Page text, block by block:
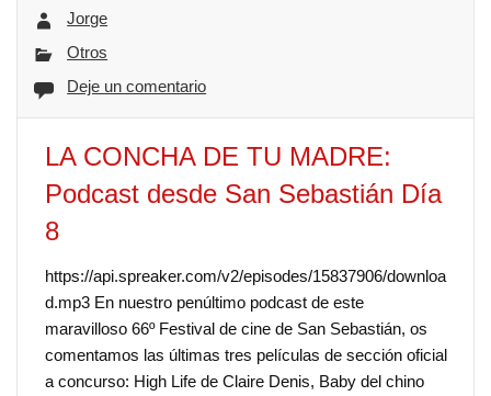
Jorge
Otros
Deje un comentario
LA CONCHA DE TU MADRE:
Podcast desde San Sebastián Día
8
https://api.spreaker.com/v2/episodes/15837906/downloa
d.mp3 En nuestro penúltimo podcast de este
maravilloso 66º Festival de cine de San Sebastián, os
comentamos las últimas tres películas de sección oficial
a concurso: High Life de Claire Denis, Baby del chino